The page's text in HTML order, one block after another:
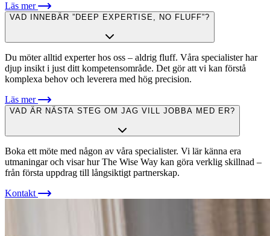
Läs mer
VAD INNEBÄR ”DEEP EXPERTISE, NO FLUFF”?
Du möter alltid experter hos oss – aldrig fluff. Våra specialister har
djup insikt i just ditt kompetensområde. Det gör att vi kan förstå
komplexa behov och leverera med hög precision.
Läs mer
VAD ÄR NÄSTA STEG OM JAG VILL JOBBA MED ER?
Boka ett möte med någon av våra specialister. Vi lär känna era
utmaningar och visar hur The Wise Way kan göra verklig skillnad –
från första uppdrag till långsiktigt partnerskap.
Kontakt